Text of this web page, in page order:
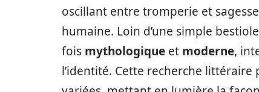
oscillant entre tromperie et
humaine. Loin d’une simple
fois mythologique et moderne,
l’identité. Cette recherche